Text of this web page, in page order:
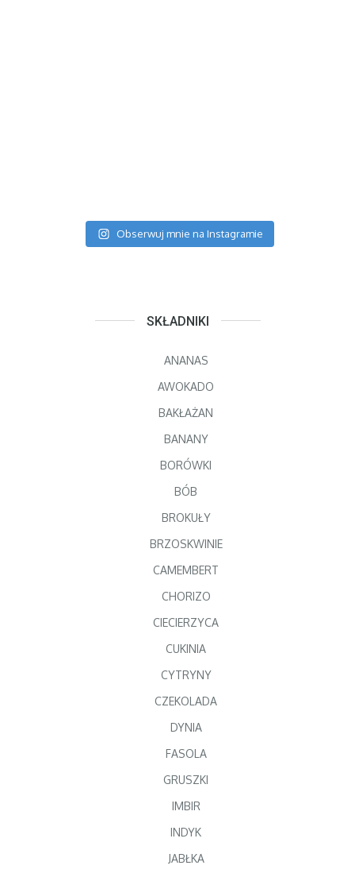
Obserwuj mnie na Instagramie
SKŁADNIKI
ANANAS
AWOKADO
BAKŁAŻAN
BANANY
BORÓWKI
BÓB
BROKUŁY
BRZOSKWINIE
CAMEMBERT
CHORIZO
CIECIERZYCA
CUKINIA
CYTRYNY
CZEKOLADA
DYNIA
FASOLA
GRUSZKI
IMBIR
INDYK
JABŁKA